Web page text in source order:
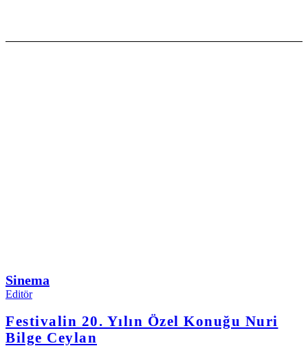
Sinema
Editör
Festivalin 20. Yılın Özel Konuğu Nuri
Bilge Ceylan